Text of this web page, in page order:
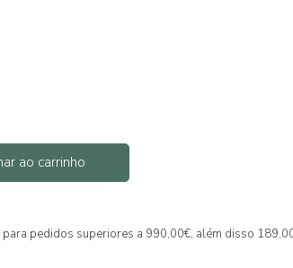
ao carrinho
para pedidos superiores a 990,00€, além disso